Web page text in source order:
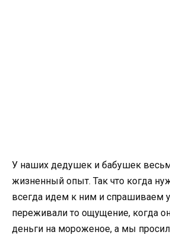
У наших дедушек и бабушек
жизненный опыт. Так что когда
всегда идем к ним и спрашиваем
переживали то ощущение, когда
деньги на мороженое, а мы